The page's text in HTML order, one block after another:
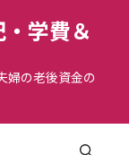
学費＆
婦の老後資金の